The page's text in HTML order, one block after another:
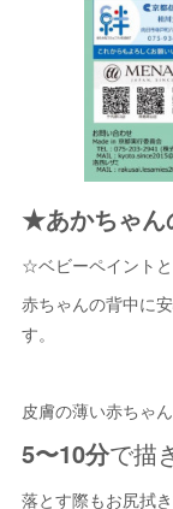
★あかちゃん
☆ベビーペイント
赤ちゃんの背中に
す。
皮膚の薄い赤ちゃ
5〜10分で描
落とす際もお尻拭